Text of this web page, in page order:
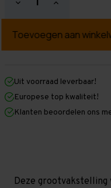
Hoeveelheid
verlagen
Grootvakstelling
mm
mm
x
400
mm
mm)
Hoeveelheid
verhogen
mm
mm
400
mm
mm)
Uit voorraad leverbaar!
Europese top kwaliteit!
Klanten beoordelen ons
Deze